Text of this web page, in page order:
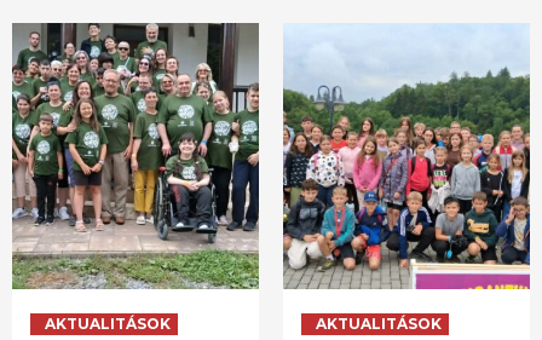
AKTUALITÁSOK
AKTUALITÁSOK